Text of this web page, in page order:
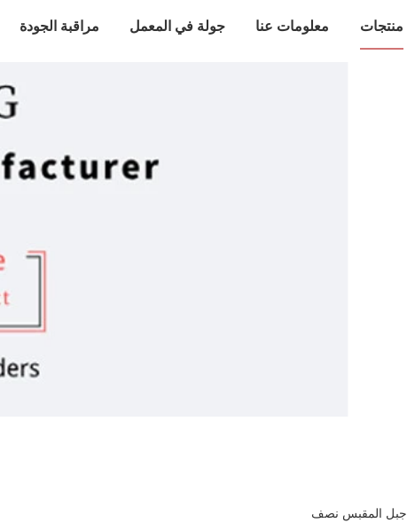
منتجات معلومات عنا جولة في المعمل مراقبة الجودة
اللون الأزرق RJ45 PCB جبل المقبس نصف